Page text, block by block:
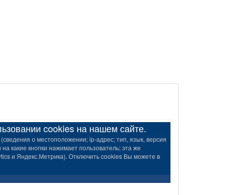
cookies на нашем сайте.
о местоположении; ip-адрес; тип, язык, версия
какие кнопки нажимает пользователь; эта же
и Яндекс.Метрика). Отключить cookies Вы можете в